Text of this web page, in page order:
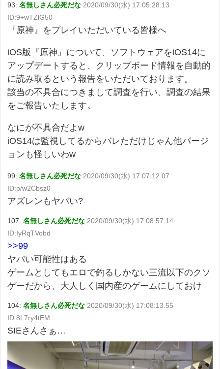
93: 名無しさん必死だな 2020/09/30(水) 17:05:28.13
ID:9+wTZlG50
『原神』をプレイいただいている皆様へ
iOS版『原神』について、ソフトウェアをiOS14に
アップデートすると、クリップボード情報を自動的
に読み取るという報告をいただいております。
該当の不具合につきまして調査を行い、調査の結果
をご報告いたします。
なにが不具合だよw
iOS14は監視してるからバレただけじゃん他バージ
ョンも怪しいわw
99: 名無しさん必死だな 2020/09/30(水) 17:07:12.07
ID:p/w2Cbsz0
アズレンもヤバい?
107: 名無しさん必死だな 2020/09/30(水) 17:08:57.14
ID:IyRqTVobd
>>99
ヤバい可能性はある
ゲームとしてもエロで釣るしかない三流以下のクソ
ゲーだから、大人しく国内産のゲームにしておけ
104: 名無しさん必死だな 2020/09/30(水) 17:08:13.55
ID:8L7ry4tEM
SIEさんさぁ…